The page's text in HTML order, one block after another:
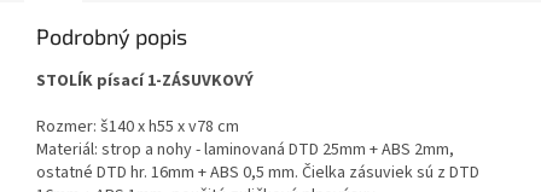
Podrobný popis
STOLÍK písací 1-ZÁSUVKOVÝ
Rozmer: š140 x h55 x v78 cm
Materiál: strop a nohy - laminovaná DTD 25mm + ABS 2mm,
ostatné DTD hr. 16mm + ABS 0,5 mm. Čielka zásuviek sú z DTD